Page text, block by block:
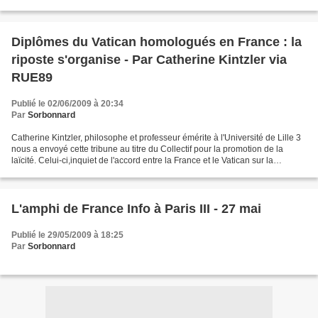
Diplômes du Vatican homologués en France : la
riposte s'organise - Par Catherine Kintzler via
RUE89
Publié le 02/06/2009 à 20:34
Par Sorbonnard
Catherine Kintzler, philosophe et professeur émérite à l'Université de Lille 3
nous a envoyé cette tribune au titre du Collectif pour la promotion de la
laïcité. Celui-ci,inquiet de l'accord entre la France et le Vatican sur la
L'amphi de France Info à Paris III - 27 mai
Publié le 29/05/2009 à 18:25
Par Sorbonnard